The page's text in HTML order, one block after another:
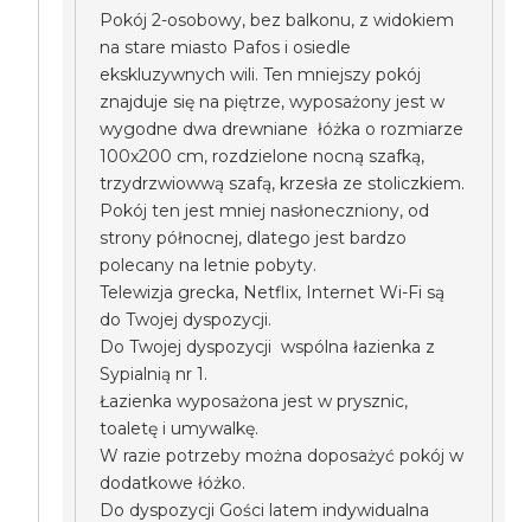
Pokój 2-osobowy, bez balkonu, z widokiem
na stare miasto Pafos i osiedle
ekskluzywnych wili. Ten mniejszy pokój
znajduje się na piętrze, wyposażony jest w
wygodne dwa drewniane łóżka o rozmiarze
100x200 cm, rozdzielone nocną szafką,
trzydrzwiowwą szafą, krzesła ze stoliczkiem.
Pokój ten jest mniej nasłoneczniony, od
strony północnej, dlatego jest bardzo
polecany na letnie pobyty.
Telewizja grecka, Netflix, Internet Wi-Fi są
do Twojej dyspozycji.
Do Twojej dyspozycji wspólna łazienka z
Sypialnią nr 1.
Łazienka wyposażona jest w prysznic,
toaletę i umywalkę.
W razie potrzeby można doposażyć pokój w
dodatkowe łóżko.
Do dyspozycji Gości latem indywidualna